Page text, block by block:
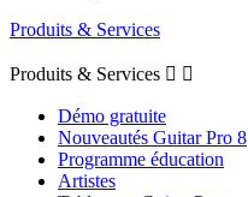
Produits & Services
Produits & Services  
Démo gratuite
Nouveautés Guitar Pro 8
Programme éducation
Artistes